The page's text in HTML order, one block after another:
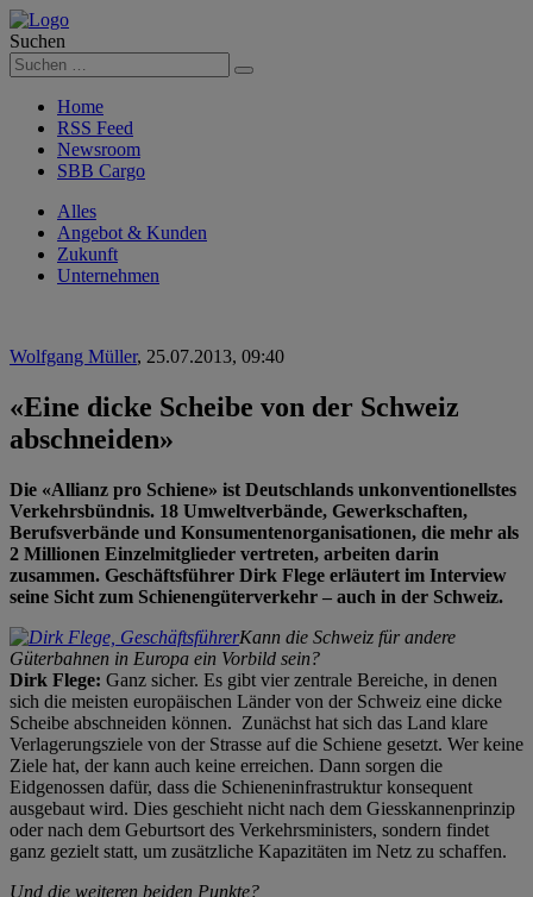
Suchen
Suchen
Home
RSS Feed
Newsroom
SBB Cargo
Alles
Angebot & Kunden
Zukunft
Unternehmen
Wolfgang Müller, 25.07.2013, 09:40
«Eine dicke Scheibe von der Schweiz
abschneiden»
Die «Allianz pro Schiene» ist Deutschlands unkonventionellstes
Verkehrsbündnis. 18 Umweltverbände, Gewerkschaften,
Berufsverbände und Konsumentenorganisationen, die mehr als
2 Millionen Einzelmitglieder vertreten, arbeiten darin
zusammen. Geschäftsführer Dirk Flege erläutert im Interview
seine Sicht zum Schienengüterverkehr – auch in der Schweiz.
Kann die Schweiz für andere
Güterbahnen in Europa ein Vorbild sein?
Dirk Flege: Ganz sicher. Es gibt vier zentrale Bereiche, in denen
sich die meisten europäischen Länder von der Schweiz eine dicke
Scheibe abschneiden können. Zunächst hat sich das Land klare
Verlagerungsziele von der Strasse auf die Schiene gesetzt. Wer keine
Ziele hat, der kann auch keine erreichen. Dann sorgen die
Eidgenossen dafür, dass die Schieneninfrastruktur konsequent
ausgebaut wird. Dies geschieht nicht nach dem Giesskannenprinzip
oder nach dem Geburtsort des Verkehrsministers, sondern findet
ganz gezielt statt, um zusätzliche Kapazitäten im Netz zu schaffen.
Und die weiteren beiden Punkte?